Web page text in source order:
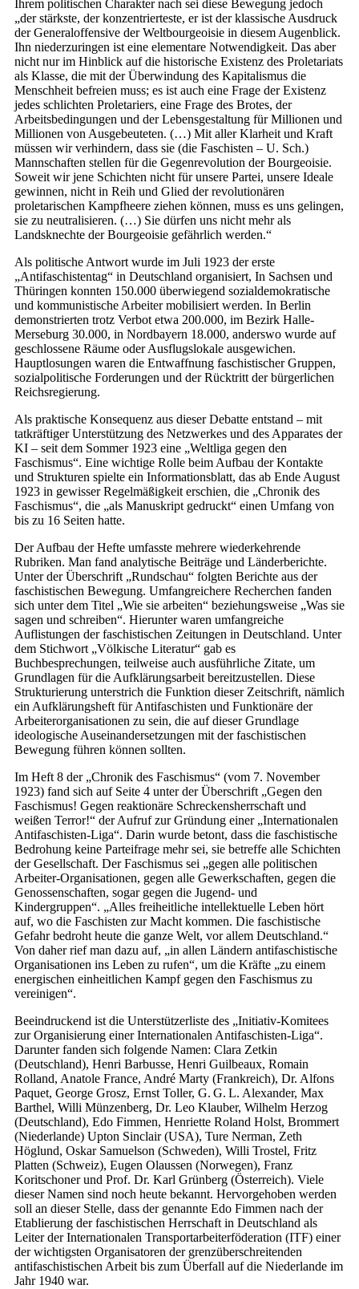
Ihrem politischen Charakter nach sei diese Bewegung jedoch
„der stärkste, der konzentrierteste, er ist der klassische Ausdruck
der Generaloffensive der Weltbourgeoisie in diesem Augenblick.
Ihn niederzuringen ist eine elementare Notwendigkeit. Das aber
nicht nur im Hinblick auf die historische Existenz des Proletariats
als Klasse, die mit der Überwindung des Kapitalismus die
Menschheit befreien muss; es ist auch eine Frage der Existenz
jedes schlichten Proletariers, eine Frage des Brotes, der
Arbeitsbedingungen und der Lebensgestaltung für Millionen und
Millionen von Ausgebeuteten. (…) Mit aller Klarheit und Kraft
müssen wir verhindern, dass sie (die Faschisten – U. Sch.)
Mannschaften stellen für die Gegenrevolution der Bourgeoisie.
Soweit wir jene Schichten nicht für unsere Partei, unsere Ideale
gewinnen, nicht in Reih und Glied der revolutionären
proletarischen Kampfheere ziehen können, muss es uns gelingen,
sie zu neutralisieren. (…) Sie dürfen uns nicht mehr als
Landsknechte der Bourgeoisie gefährlich werden.“
Als politische Antwort wurde im Juli 1923 der erste
„Antifaschistentag“ in Deutschland organisiert, In Sachsen und
Thüringen konnten 150.000 überwiegend sozialdemokratische
und kommunistische Arbeiter mobilisiert werden. In Berlin
demonstrierten trotz Verbot etwa 200.000, im Bezirk Halle-
Merseburg 30.000, in Nordbayern 18.000, anderswo wurde auf
geschlossene Räume oder Ausflugslokale ausgewichen.
Hauptlosungen waren die Entwaffnung faschistischer Gruppen,
sozialpolitische Forderungen und der Rücktritt der bürgerlichen
Reichsregierung.
Als praktische Konsequenz aus dieser Debatte entstand – mit
tatkräftiger Unterstützung des Netzwerkes und des Apparates der
KI – seit dem Sommer 1923 eine „Weltliga gegen den
Faschismus“. Eine wichtige Rolle beim Aufbau der Kontakte
und Strukturen spielte ein Informationsblatt, das ab Ende August
1923 in gewisser Regelmäßigkeit erschien, die „Chronik des
Faschismus“, die „als Manuskript gedruckt“ einen Umfang von
bis zu 16 Seiten hatte.
Der Aufbau der Hefte umfasste mehrere wiederkehrende
Rubriken. Man fand analytische Beiträge und Länderberichte.
Unter der Überschrift „Rundschau“ folgten Berichte aus der
faschistischen Bewegung. Umfangreichere Recherchen fanden
sich unter dem Titel „Wie sie arbeiten“ beziehungsweise „Was sie
sagen und schreiben“. Hierunter waren umfangreiche
Auflistungen der faschistischen Zeitungen in Deutschland. Unter
dem Stichwort „Völkische Literatur“ gab es
Buchbesprechungen, teilweise auch ausführliche Zitate, um
Grundlagen für die Aufklärungsarbeit bereitzustellen. Diese
Strukturierung unterstrich die Funktion dieser Zeitschrift, nämlich
ein Aufklärungsheft für Antifaschisten und Funktionäre der
Arbeiterorganisationen zu sein, die auf dieser Grundlage
ideologische Auseinandersetzungen mit der faschistischen
Bewegung führen können sollten.
Im Heft 8 der „Chronik des Faschismus“ (vom 7. November
1923) fand sich auf Seite 4 unter der Überschrift „Gegen den
Faschismus! Gegen reaktionäre Schreckensherrschaft und
weißen Terror!“ der Aufruf zur Gründung einer „Internationalen
Antifaschisten-Liga“. Darin wurde betont, dass die faschistische
Bedrohung keine Parteifrage mehr sei, sie betreffe alle Schichten
der Gesellschaft. Der Faschismus sei „gegen alle politischen
Arbeiter-Organisationen, gegen alle Gewerkschaften, gegen die
Genossenschaften, sogar gegen die Jugend- und
Kindergruppen“. „Alles freiheitliche intellektuelle Leben hört
auf, wo die Faschisten zur Macht kommen. Die faschistische
Gefahr bedroht heute die ganze Welt, vor allem Deutschland.“
Von daher rief man dazu auf, „in allen Ländern antifaschistische
Organisationen ins Leben zu rufen“, um die Kräfte „zu einem
energischen einheitlichen Kampf gegen den Faschismus zu
vereinigen“.
Beeindruckend ist die Unterstützerliste des „Initiativ-Komitees
zur Organisierung einer Internationalen Antifaschisten-Liga“.
Darunter fanden sich folgende Namen: Clara Zetkin
(Deutschland), Henri Barbusse, Henri Guilbeaux, Romain
Rolland, Anatole France, André Marty (Frankreich), Dr. Alfons
Paquet, George Grosz, Ernst Toller, G. G. L. Alexander, Max
Barthel, Willi Münzenberg, Dr. Leo Klauber, Wilhelm Herzog
(Deutschland), Edo Fimmen, Henriette Roland Holst, Brommert
(Niederlande) Upton Sinclair (USA), Ture Nerman, Zeth
Höglund, Oskar Samuelson (Schweden), Willi Trostel, Fritz
Platten (Schweiz), Eugen Olaussen (Norwegen), Franz
Koritschoner und Prof. Dr. Karl Grünberg (Österreich). Viele
dieser Namen sind noch heute bekannt. Hervorgehoben werden
soll an dieser Stelle, dass der genannte Edo Fimmen nach der
Etablierung der faschistischen Herrschaft in Deutschland als
Leiter der Internationalen Transportarbeiterföderation (ITF) einer
der wichtigsten Organisatoren der grenzüberschreitenden
antifaschistischen Arbeit bis zum Überfall auf die Niederlande im
Jahr 1940 war.